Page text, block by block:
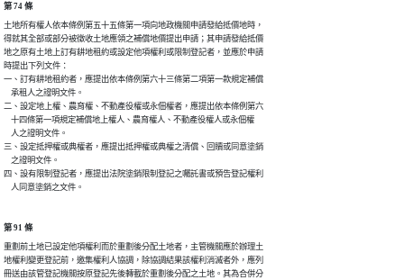
第 74 條
土地所有權人依本條例第五十五條第一項向地政機關申請發給抵價地時，
得就其全部或部分被徵收土地應領之補償地價提出申請；其申請發給抵價
地之原有土地上訂有耕地租約或設定他項權利或限制登記者，並應於申請
時提出下列文件：
一、訂有耕地租約者，應提出依本條例第六十三條第二項第一款規定補償
    承租人之證明文件。
二、設定地上權、農育權、不動產役權或永佃權者，應提出依本條例第六
    十四條第一項規定補償地上權人、農育權人、不動產役權人或永佃權
    人之證明文件。
三、設定抵押權或典權者，應提出抵押權或典權之清償、回贖或同意塗銷
    之證明文件。
四、設有限制登記者，應提出法院塗銷限制登記之囑託書或預告登記權利
    人同意塗銷之文件。
第 91 條
重劃前土地已設定他項權利而於重劃後分配土地者，主管機關應於辦理土
地權利變更登記前，邀集權利人協調，除協調結果該權利消滅者外，應列
冊送由該管登記機關按原登記先後轉載於重劃後分配之土地。其為合併分